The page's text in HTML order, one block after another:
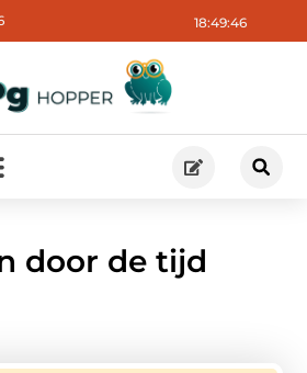
18:49:48
door de tijd